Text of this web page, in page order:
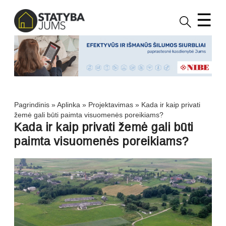
☰
Pagrindinis »Aplinka » Projektavimas » Kada ir kaip privati
žemė gali būti paimta visuomenės poreikiams?
Kada ir kaip privati žemė gali būti
paimta visuomenės poreikiams?